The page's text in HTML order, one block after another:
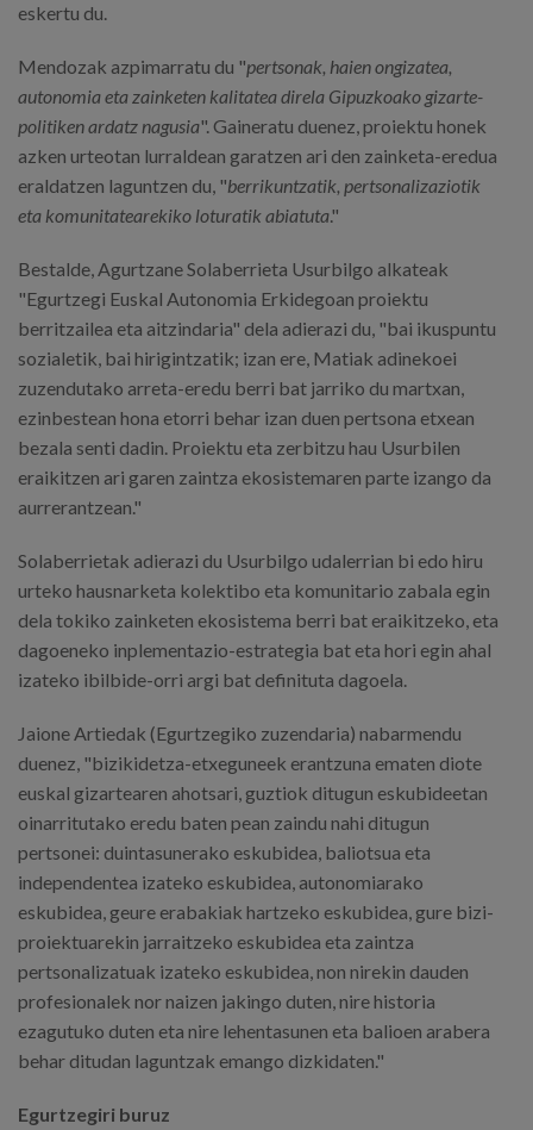
eskertu du.
Mendozak azpimarratu du "pertsonak, haien ongizatea,
autonomia eta zainketen kalitatea direla Gipuzkoako gizarte-
politiken ardatz nagusia". Gaineratu duenez, proiektu honek
azken urteotan lurraldean garatzen ari den zainketa-eredua
eraldatzen laguntzen du, "berrikuntzatik, pertsonalizaziotik
eta komunitatearekiko loturatik abiatuta."
Bestalde, Agurtzane Solaberrieta Usurbilgo alkateak
"Egurtzegi Euskal Autonomia Erkidegoan proiektu
berritzailea eta aitzindaria" dela adierazi du, "bai ikuspuntu
sozialetik, bai hirigintzatik; izan ere, Matiak adinekoei
zuzendutako arreta-eredu berri bat jarriko du martxan,
ezinbestean hona etorri behar izan duen pertsona etxean
bezala senti dadin. Proiektu eta zerbitzu hau Usurbilen
eraikitzen ari garen zaintza ekosistemaren parte izango da
aurrerantzean."
Solaberrietak adierazi du Usurbilgo udalerrian bi edo hiru
urteko hausnarketa kolektibo eta komunitario zabala egin
dela tokiko zainketen ekosistema berri bat eraikitzeko, eta
dagoeneko inplementazio-estrategia bat eta hori egin ahal
izateko ibilbide-orri argi bat definituta dagoela.
Jaione Artiedak (Egurtzegiko zuzendaria) nabarmendu
duenez, "bizikidetza-etxeguneek erantzuna ematen diote
euskal gizartearen ahotsari, guztiok ditugun eskubideetan
oinarritutako eredu baten pean zaindu nahi ditugun
pertsonei: duintasunerako eskubidea, baliotsua eta
independentea izateko eskubidea, autonomiarako
eskubidea, geure erabakiak hartzeko eskubidea, gure bizi-
proiektuarekin jarraitzeko eskubidea eta zaintza
pertsonalizatuak izateko eskubidea, non nirekin dauden
profesionalek nor naizen jakingo duten, nire historia
ezagutuko duten eta nire lehentasunen eta balioen arabera
behar ditudan laguntzak emango dizkidaten."
Egurtzegiri buruz